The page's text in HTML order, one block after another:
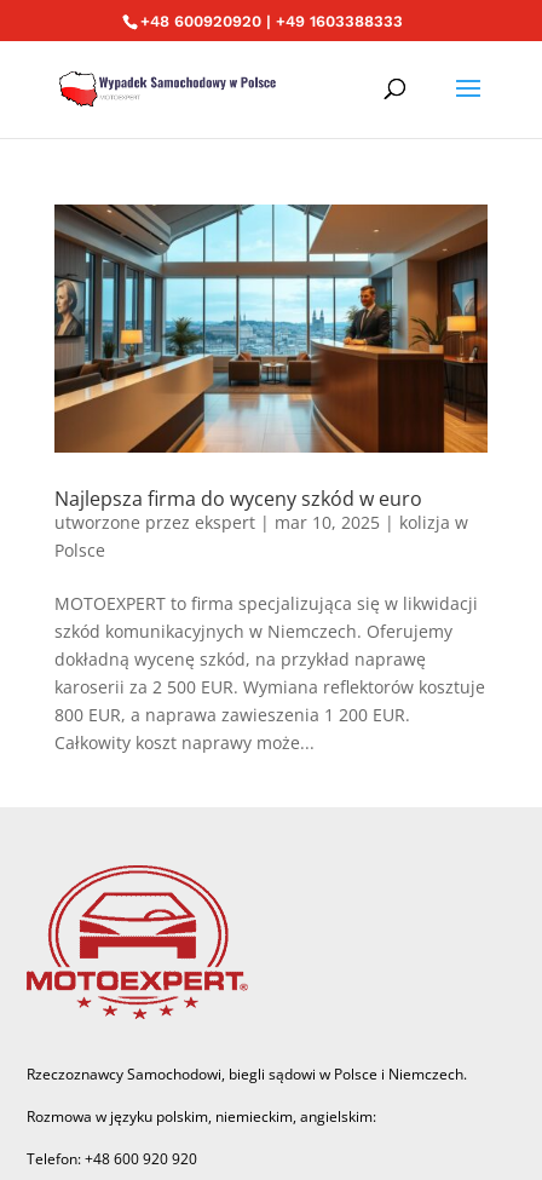
+48 600920920 | +49 1603388333
Najlepsza firma do wyceny szkód w euro
utworzone przez ekspert| mar 10, 2025| kolizja w
Polsce
MOTOEXPERT to firma specjalizująca się w likwidacji
szkód komunikacyjnych w Niemczech. Oferujemy
dokładną wycenę szkód, na przykład naprawę
karoserii za 2 500 EUR. Wymiana reflektorów kosztuje
800 EUR, a naprawa zawieszenia 1 200 EUR.
Całkowity koszt naprawy może...
Rzeczoznawcy Samochodowi, biegli sądowi w Polsce i Niemczech.
Rozmowa w języku polskim, niemieckim, angielskim:
Telefon: +48 600 920 920